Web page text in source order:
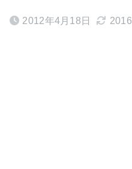
2012年4月18日